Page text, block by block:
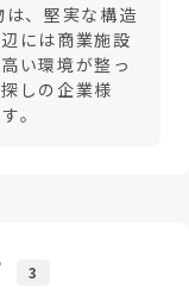
、堅実な構造
には商業施設
い環境が整っ
しの企業様
。
3